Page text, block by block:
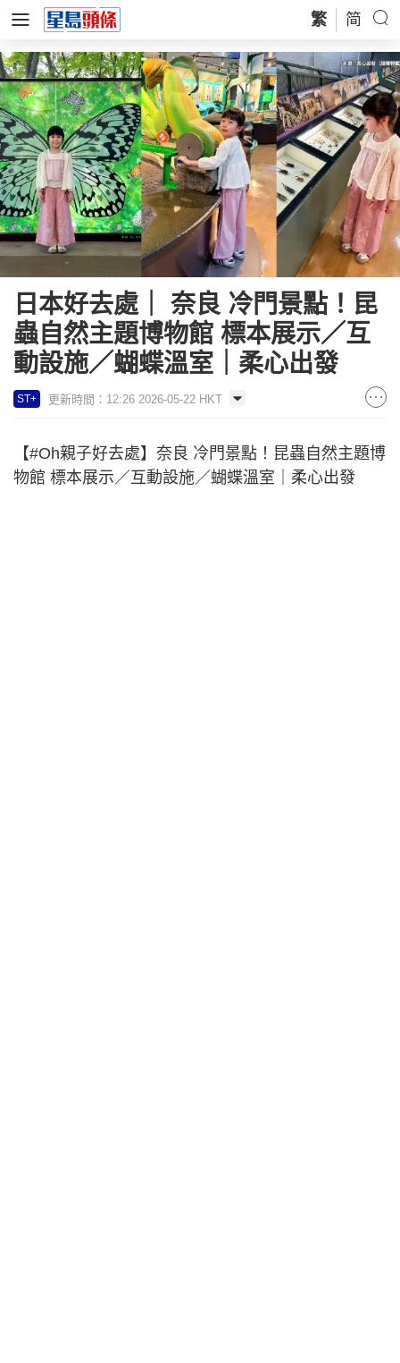
繁 简
日本好去處｜ 奈良 冷門景點！昆
蟲自然主題博物館 標本展示／互
動設施／蝴蝶溫室｜柔心出發
ST+ 更新時間：12:26 2026-05-22 HKT
【#Oh親子好去處】奈良 冷門景點！昆蟲自然主題博
物館 標本展示／互動設施／蝴蝶溫室｜柔心出發